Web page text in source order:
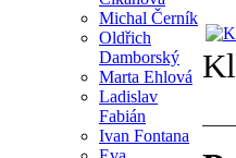
Michal Černík
Oldřich
Damborský
Marta Ehlová
Ladislav
Fabián
Ivan Fontana